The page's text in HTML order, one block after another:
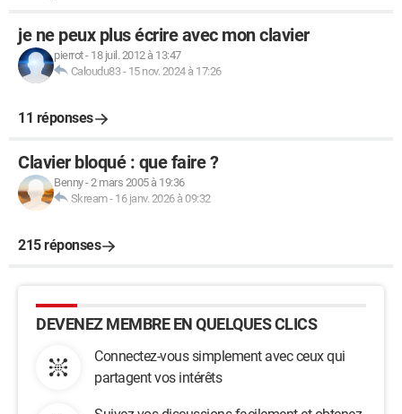
je ne peux plus écrire avec mon clavier
pierrot- 18 juil. 2012 à 13:47
Caloudu83- 15 nov. 2024 à 17:26
11 réponses
Clavier bloqué : que faire ?
Benny-2 mars 2005 à 19:36
Skream- 16 janv. 2026 à 09:32
215 réponses
DEVENEZ MEMBRE EN QUELQUES CLICS
Connectez-vous simplement avec ceux qui
partagent vos intérêts